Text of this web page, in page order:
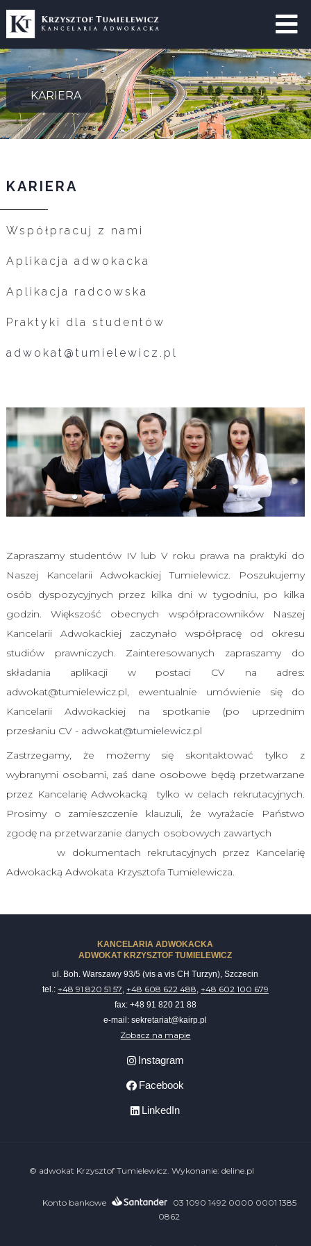
KARIERA
KARIERA
Współpracuj z nami
Aplikacja adwokacka
Aplikacja radcowska
Praktyki dla studentów
adwokat@tumielewicz.pl
Zapraszamy studentów IV lub V roku prawa na praktyki do
Naszej Kancelarii Adwokackiej Tumielewicz. Poszukujemy
osób dyspozycyjnych przez kilka dni w tygodniu, po kilka
godzin. Większość obecnych współpracowników Naszej
Kancelarii Adwokackiej zaczynało współpracę od okresu
studiów prawniczych. Zainteresowanych zapraszamy do
składania aplikacji w postaci CV na adres:
adwokat@tumielewicz.pl, ewentualnie umówienie się do
Kancelarii Adwokackiej na spotkanie (po uprzednim
przesłaniu CV - adwokat@tumielewicz.pl
Zastrzegamy, że możemy się skontaktować tylko z
wybranymi osobami, zaś dane osobowe będą przetwarzane
przez Kancelarię Adwokacką tylko w celach rekrutacyjnych.
Prosimy o zamieszczenie klauzuli, że wyrażacie Państwo
zgodę na przetwarzanie danych osobowych zawartych
w dokumentach rekrutacyjnych przez Kancelarię
Adwokacką Adwokata Krzysztofa Tumielewicza.
KANCELARIA ADWOKACKA
ADWOKAT KRZYSZTOF TUMIELEWICZ
ul. Boh. Warszawy 93/5 (vis a vis CH Turzyn), Szczecin
tel.: +48 91 820 51 57 +48 608 622 488 +48 602 100 679
fax: +48 91 820 21 88
e-mail: sekretariat@kairp.pl
Zobacz na mapie
Instagram
Facebook
LinkedIn
© adwokat Krzysztof Tumielewicz. Wykonanie: deline.pl
Konto bankowe
03 1090 1492 0000 0001 1385
0862